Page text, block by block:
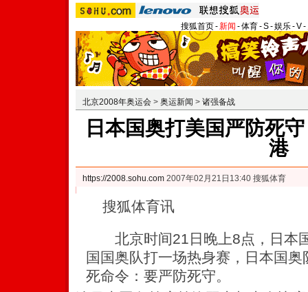
搜狐首页-新闻 -体育-S-娱乐-V-
北京2008年奥运会 > 奥运新闻 > 诸强备战
日本国奥打美国严防死
港
https://2008.sohu.com 2007年02月21日13:40 搜狐体育
搜狐体育讯
北京时间21日晚上8点，日本
国国奥队打一场热身赛，日本国
死命令：要严防死守。